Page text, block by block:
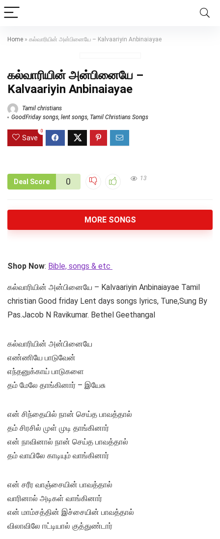
Home » கல்வாரியின் அன்பினையே – Kalvaariyin Anbinaiayae
கல்வாரியின் அன்பினையே –
Kalvaariyin Anbinaiayae
Tamil christians
GoodFriday songs, lent songs, Tamil Christians Songs
Save
0
Deal Score 0 13
MORE SONGS
Shop Now: Bible, songs & etc
கல்வாரியின் அன்பினையே – Kalvaariyin Anbinaiayae Tamil
christian Good friday Lent days songs lyrics, Tune,Sung By
Pas.Jacob N Ravikumar. Bethel Geethangal
கல்வாரியின் அன்பினையே
எண்ணியே பாடுவேன்
எந்தனுக்காய் பாடுகளை
தம் மேலே தாங்கினார் – இயேசு
என் சிந்தையில் நான் செய்த பாவத்தால்
தம் சிரசில் முள் முடி தாங்கினார்
என் நாவினால் நான் செய்த பாவத்தால்
தம் வாயிலே காடியும் வாங்கினார்
என் சரீர வாஞ்சையின் பாவத்தால்
வாரினால் அடிகள் வாங்கினார்
என் மாம்சத்தின் இச்சையின் பாவத்தால்
விலாவிலே ஈட்டியால் குத்துண்டார்